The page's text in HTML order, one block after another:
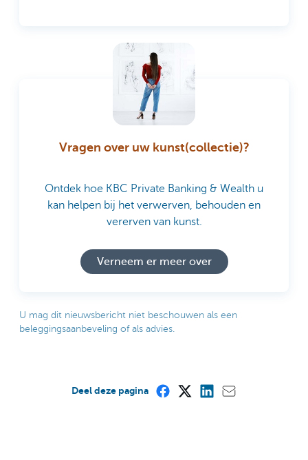
Vragen over uw kunst(collectie)?
Ontdek hoe KBC Private Banking & Wealth u
kan helpen bij het verwerven, behouden en
vererven van kunst.
Verneem er meer over
U mag dit nieuwsbericht niet beschouwen als een
beleggingsaanbeveling of als advies.
Deel deze pagina